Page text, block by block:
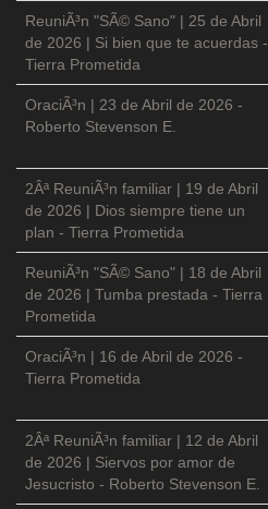
ReuniÃ³n "SÃ© Sano" | 25 de Abril
de 2026 | Si bien que te acuerdas -
Tierra Prometida
OraciÃ³n | 23 de Abril de 2026 -
Roberto Stevenson E.
2Âª ReuniÃ³n familiar | 19 de Abril
de 2026 | Dios siempre tiene un
plan - Tierra Prometida
ReuniÃ³n "SÃ© Sano" | 18 de Abril
de 2026 | Tumba prestada - Tierra
Prometida
OraciÃ³n | 16 de Abril de 2026 -
Tierra Prometida
2Âª ReuniÃ³n familiar | 12 de Abril
de 2026 | Siervos por amor de
Jesucristo - Roberto Stevenson E.